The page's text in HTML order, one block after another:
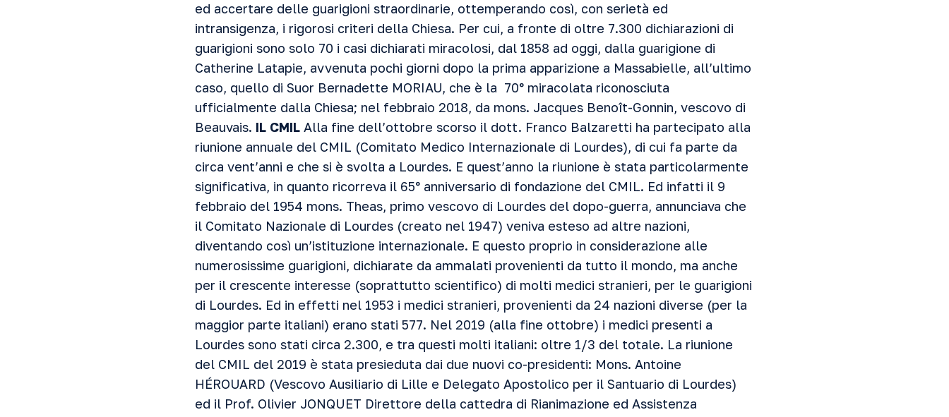
ed accertare delle guarigioni straordinarie, ottemperando così, con serietà ed
intransigenza, i rigorosi criteri della Chiesa. Per cui, a fronte di oltre 7.300 dichiarazioni di
guarigioni sono solo 70 i casi dichiarati miracolosi, dal 1858 ad oggi, dalla guarigione di
Catherine Latapie, avvenuta pochi giorni dopo la prima apparizione a Massabielle, all’ultimo
caso, quello di Suor Bernadette MORIAU, che è la 70° miracolata riconosciuta
ufficialmente dalla Chiesa; nel febbraio 2018, da mons. Jacques Benoît-Gonnin, vescovo di
Beauvais. IL CMIL Alla fine dell’ottobre scorso il dott. Franco Balzaretti ha partecipato alla
riunione annuale del CMIL (Comitato Medico Internazionale di Lourdes), di cui fa parte da
circa vent’anni e che si è svolta a Lourdes. E quest’anno la riunione è stata particolarmente
significativa, in quanto ricorreva il 65° anniversario di fondazione del CMIL. Ed infatti il 9
febbraio del 1954 mons. Theas, primo vescovo di Lourdes del dopo-guerra, annunciava che
il Comitato Nazionale di Lourdes (creato nel 1947) veniva esteso ad altre nazioni,
diventando così un’istituzione internazionale. E questo proprio in considerazione alle
numerosissime guarigioni, dichiarate da ammalati provenienti da tutto il mondo, ma anche
per il crescente interesse (soprattutto scientifico) di molti medici stranieri, per le guarigioni
di Lourdes. Ed in effetti nel 1953 i medici stranieri, provenienti da 24 nazioni diverse (per la
maggior parte italiani) erano stati 577. Nel 2019 (alla fine ottobre) i medici presenti a
Lourdes sono stati circa 2.300, e tra questi molti italiani: oltre 1/3 del totale. La riunione
del CMIL del 2019 è stata presieduta dai due nuovi co-presidenti: Mons. Antoine
HÉROUARD (Vescovo Ausiliario di Lille e Delegato Apostolico per il Santuario di Lourdes)
ed il Prof. Olivier JONQUET Direttore della cattedra di Rianimazione ed Assistenza